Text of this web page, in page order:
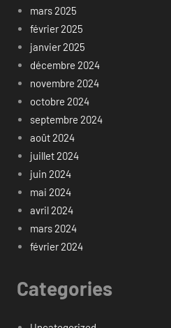
mars 2025
février 2025
janvier 2025
décembre 2024
novembre 2024
octobre 2024
septembre 2024
août 2024
juillet 2024
juin 2024
mai 2024
avril 2024
mars 2024
février 2024
Categories